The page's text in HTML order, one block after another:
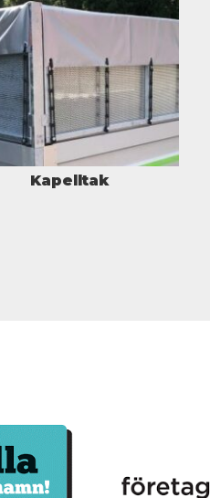
Kapelltak